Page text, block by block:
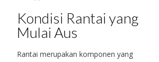
Kondisi Rantai yang
Mulai Aus
Rantai merupakan komponen yang